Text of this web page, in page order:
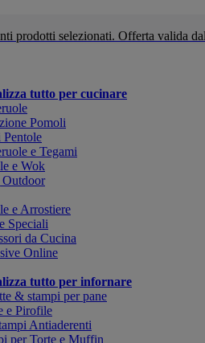
prodotti selezionati. Offerta valida
tutto per cucinare
Pomoli
Pentole
e Tegami
e Wok
e Arrostiere
Speciali
da Cucina
Online
tutto per infornare
& stampi per pane
e Pirofile
Antiaderenti
per Torte e Muffin